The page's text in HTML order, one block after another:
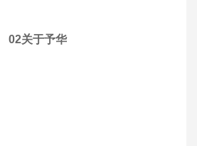
02关于予华